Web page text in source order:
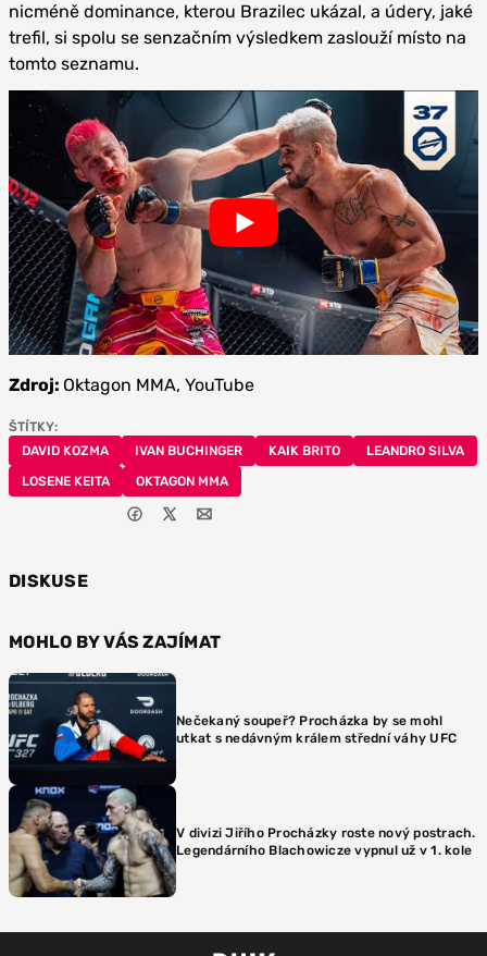
nicméně dominance, kterou Brazilec ukázal, a údery, jaké
trefil, si spolu se senzačním výsledkem zaslouží místo na
tomto seznamu.
Zdroj: Oktagon MMA, YouTube
ŠTÍTKY:
DAVID KOZMA
IVAN BUCHINGER KAIK BRITO
LEANDRO SILVA
LOSENE KEITA
OKTAGON MMA
DISKUSE
MOHLO BY VÁS ZAJÍMAT
Nečekaný soupeř? Procházka by se mohl
utkat s nedávným králem střední váhy UFC
V divizi Jiřího Procházky roste nový postrach.
Legendárního Blachowicze vypnul už v 1. kole